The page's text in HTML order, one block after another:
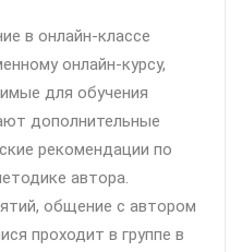
в онлайн-классе
онлайн-курсу,
для обучения
дополнительные
рекомендации по
автора.
общение с автором
проходит в группе в